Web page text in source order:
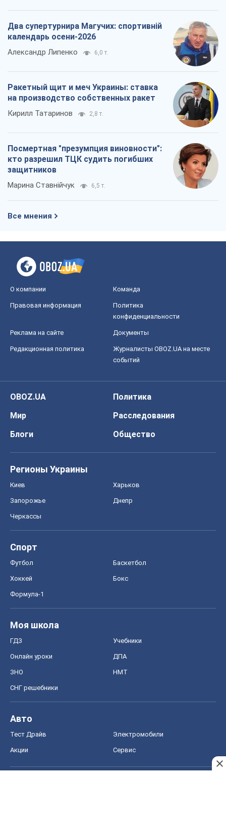
Два супертурнира Магучих: спортивній
календарь осени-2026
Александр Липенко 6,0 т.
Ракетный щит и меч Украины: ставка
на производство собственных ракет
Кирилл Татаринов 2,8 т.
Посмертная "презумпция виновности":
кто разрешил ТЦК судить погибших
защитников
Марина Ставнійчук 6,5 т.
Все мнения
О компании Команда
Правовая информация
Политика
конфиденциальности
Реклама на сайте Документы
Редакционная политика
Журналисты OBOZ.UA на месте
событий
OBOZ.UA
Политика
Мир
Расследования
Блоги
Общество
Регионы Украины
Киев Харьков
Запорожье Днепр
Черкассы
Спорт
Футбол Баскетбол
Хоккей Бокс
Формула-1
Моя школа
ГДЗ Учебники
Онлайн уроки ДПА
ЗНО НМТ
СНГ решебники
Авто
Тест Драйв Электромобили
Акции Сервис